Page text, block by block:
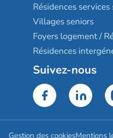
Résidences services
Villages seniors
Foyers logement /
Résidences
Suivez-nous
Gestion des cookiesMentions